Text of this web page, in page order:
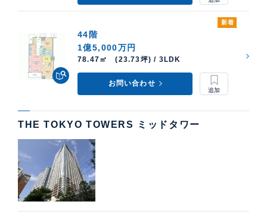
新着
44階
1億5,000万円
78.47㎡ (23.73坪) / 3LDK
お問い合わせ
THE TOKYO TOWERS ミッドタワー